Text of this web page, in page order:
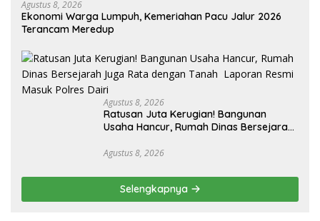
Agustus 8, 2026
Ekonomi Warga Lumpuh, Kemeriahan Pacu Jalur 2026
Terancam Meredup
Agustus 8, 2026
Ratusan Juta Kerugian! Bangunan
Usaha Hancur, Rumah Dinas Bersejarah
Resmi Masuk Polres Dairi
Agustus 8, 2026
Selengkapnya